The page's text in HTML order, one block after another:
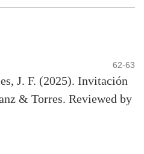
62-63
J. F. (2025). Invitación
& Torres. Reviewed by